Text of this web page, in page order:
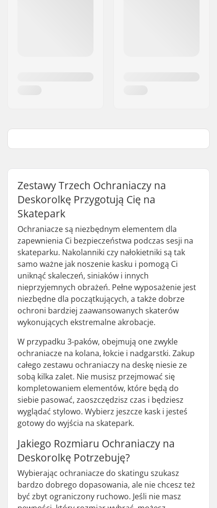
Zestawy Trzech Ochraniaczy na
Deskorolkę Przygotują Cię na
Skatepark
Ochraniacze są niezbędnym elementem dla
zapewnienia Ci bezpieczeństwa podczas sesji na
skateparku. Nakolanniki czy nałokietniki są tak
samo ważne jak noszenie kasku i pomogą Ci
uniknąć skaleczeń, siniaków i innych
nieprzyjemnych obrażeń. Pełne wyposażenie jest
niezbędne dla początkujących, a także dobrze
ochroni bardziej zaawansowanych skaterów
wykonujących ekstremalne akrobacje.
W przypadku 3-paków, obejmują one zwykle
ochraniacze na kolana, łokcie i nadgarstki. Zakup
całego zestawu ochraniaczy na deskę niesie ze
sobą kilka zalet. Nie musisz przejmować się
kompletowaniem elementów, które będą do
siebie pasować, zaoszczędzisz czas i będziesz
wyglądać stylowo. Wybierz jeszcze kask i jesteś
gotowy do wyjścia na skatepark.
Jakiego Rozmiaru Ochraniaczy na
Deskorolkę Potrzebuję?
Wybierając ochraniacze do skatingu szukasz
bardzo dobrego dopasowania, ale nie chcesz też
być zbyt ograniczony ruchowo. Jeśli nie masz